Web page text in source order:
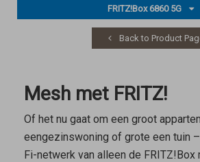
FRITZ!Box 6860 5G
Back to Product
Mesh met FRITZ!
Of het nu gaat om een groot
eengezinswoning of grote een tuin
Fi-netwerk van alleen de FRITZ!Box